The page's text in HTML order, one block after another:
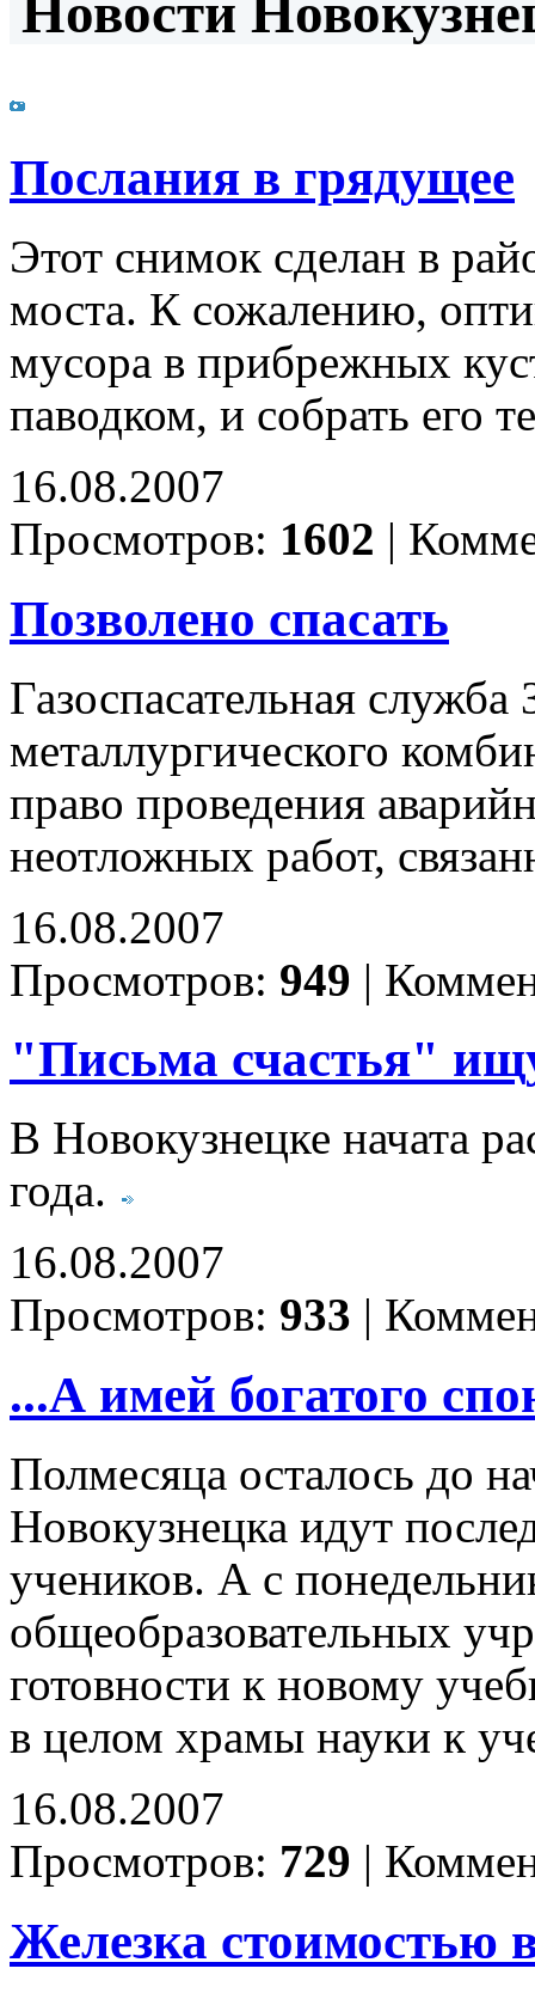
Новости
Послания в грядущее
Этот снимок сделан в
моста. К сожалению,
мусора в прибрежных
паводком, и собрать его
16.08.2007
Просмотров: 1602 |
Позволено спасать
Газоспасательная
металлургического
право проведения
неотложных работ,
16.08.2007
Просмотров: 949 |
"Письма счастья"
В Новокузнецке начата
года.
16.08.2007
Просмотров: 933 |
...А имей богатого
Полмесяца осталось до
Новокузнецка идут
учеников. А с
общеобразовательных
готовности к новому
в целом храмы науки к
16.08.2007
Просмотров: 729 |
Железка стоимостью